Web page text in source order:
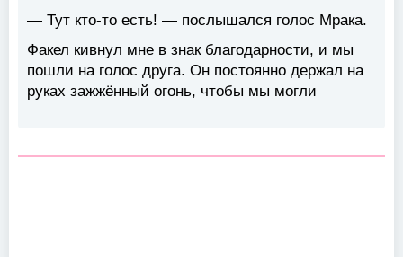
— Тут кто-то есть! — послышался голос Мрака.
Факел кивнул мне в знак благодарности, и мы
пошли на голос друга. Он постоянно держал на
руках зажжённый огонь, чтобы мы могли